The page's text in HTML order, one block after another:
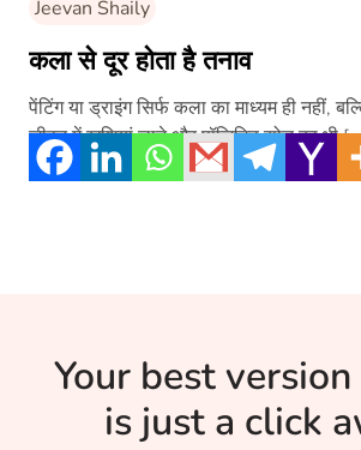
Jeevan Shaily
कला से दूर होता है तनाव
पेंटिंग या ड्राइंग सिर्फ कला का माध्यम ही नहीं,
जीवन में खुशियां लाने और पॉज़िटिव सोच का भी
Your best version
is just a click